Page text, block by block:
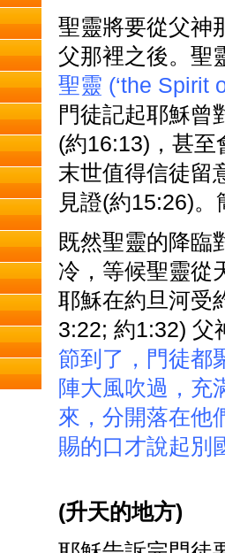
聖靈將要從父神
父那裡之後。聖
聖靈 (‘the Spirit
門徒記起耶穌曾
(約16:13)，甚
末世值得信徒留
見證(約15:26)
既然聖靈的降臨
冷，等候聖靈從
耶穌在約旦河受
3:22; 約1:32) 父
節到了，門徒都
陣大風吹過，充
來，分開落在他
賜的口才說起別
(升天的地方)